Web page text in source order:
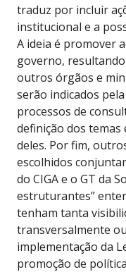
traduz por incluir
institucional e a
A ideia é promover
governo,
outros órgãos e
serão indicados
processos de
definição dos
deles. Por fim,
escolhidos
do CIGA e o GT da
estruturantes”
tenham tanta
transversalmente
implementação da
promoção de